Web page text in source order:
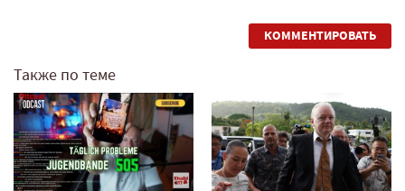
КОММЕНТИРОВАТЬ
Также по теме